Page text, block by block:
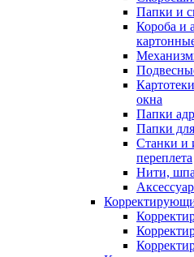
Папки и
Короба и
окна
Папки
Папки
Станки и
переплета
Нити,